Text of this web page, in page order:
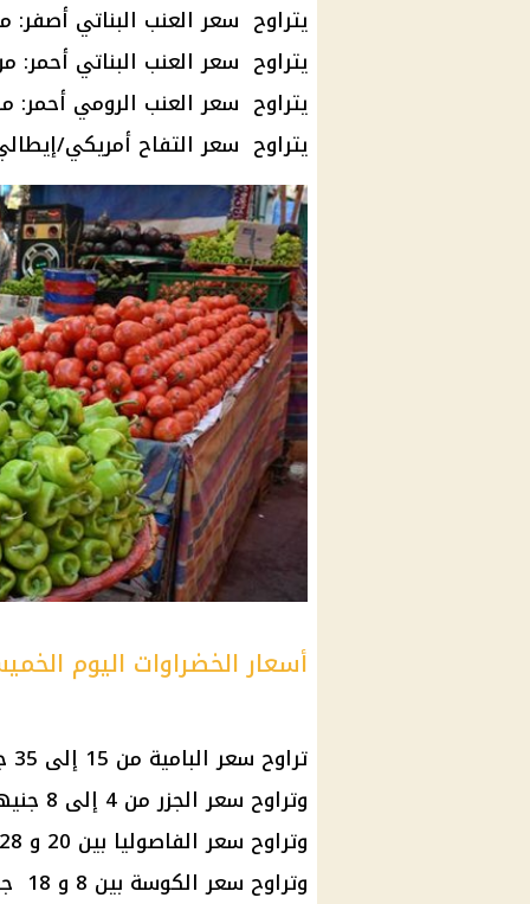
يتراوح سعر العنب البناتي أصفر: من 17 إلى 21
يتراوح سعر العنب البناتي أحمر: من 17 إلى 21
يتراوح سعر العنب الرومي أحمر: من 17 إلى 21
يتراوح سعر التفاح أمريكي/إيطالي: من 50 إلى
أسعار الخضراوات اليوم
تراوح سعر البامية من 15 إلى 35 جنيهًا.
وتراوح سعر الجزر من 4 إلى 8 جنيهات.
وتراوح سعر الفاصوليا بين 20 و 28 جنيهًا.
وتراوح سعر الكوسة بين 8 و 18 جنيهًا للكيلو.